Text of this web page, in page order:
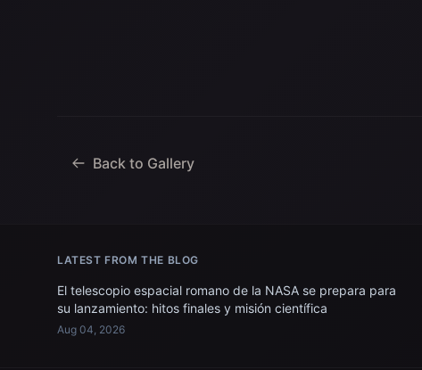
Back to Gallery
LATEST FROM THE BLOG
El telescopio espacial romano de la NASA se prepara para
su lanzamiento: hitos finales y misión científica
Aug 04, 2026